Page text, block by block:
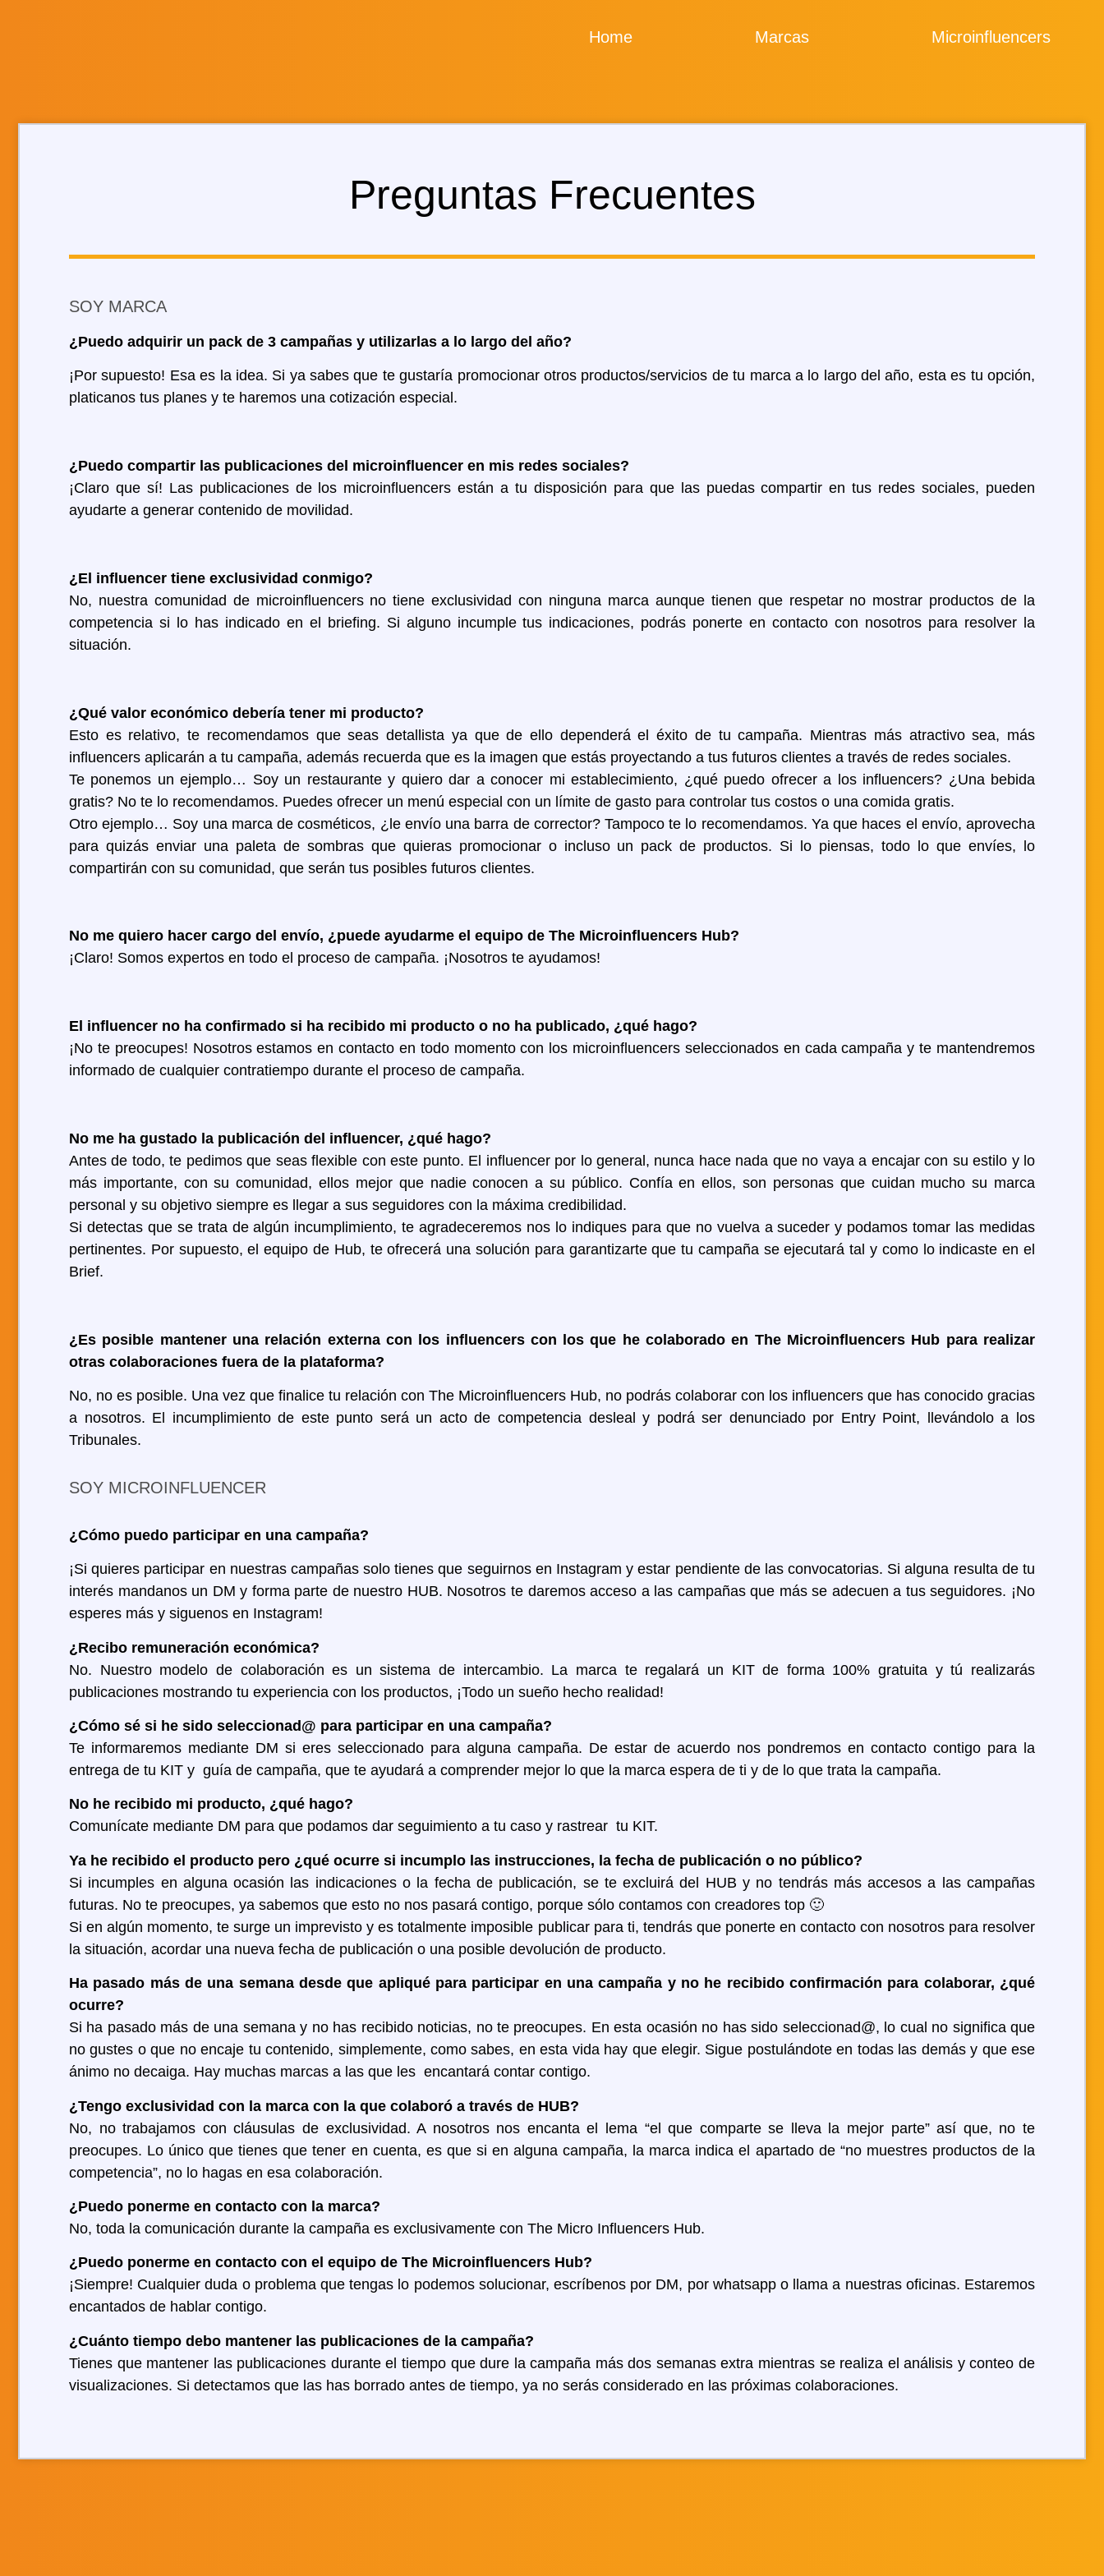
Home Marcas Microinfluencers
Preguntas Frecuentes
SOY MARCA
¿Puedo adquirir un pack de 3 campañas y utilizarlas a lo largo del año?
¡Por supuesto! Esa es la idea. Si ya sabes que te gustaría promocionar otros productos/servicios de tu marca a lo largo del año, esta es tu opción,
platicanos tus planes y te haremos una cotización especial.
¿Puedo compartir las publicaciones del microinfluencer en mis redes sociales?
¡Claro que sí! Las publicaciones de los microinfluencers están a tu disposición para que las puedas compartir en tus redes sociales, pueden
ayudarte a generar contenido de movilidad.
¿El influencer tiene exclusividad conmigo?
No, nuestra comunidad de microinfluencers no tiene exclusividad con ninguna marca aunque tienen que respetar no mostrar productos de la
competencia si lo has indicado en el briefing. Si alguno incumple tus indicaciones, podrás ponerte en contacto con nosotros para resolver la
situación.
¿Qué valor económico debería tener mi producto?
Esto es relativo, te recomendamos que seas detallista ya que de ello dependerá el éxito de tu campaña. Mientras más atractivo sea, más
influencers aplicarán a tu campaña, además recuerda que es la imagen que estás proyectando a tus futuros clientes a través de redes sociales.
Te ponemos un ejemplo… Soy un restaurante y quiero dar a conocer mi establecimiento, ¿qué puedo ofrecer a los influencers? ¿Una bebida
gratis? No te lo recomendamos. Puedes ofrecer un menú especial con un límite de gasto para controlar tus costos o una comida gratis.
Otro ejemplo… Soy una marca de cosméticos, ¿le envío una barra de corrector? Tampoco te lo recomendamos. Ya que haces el envío, aprovecha
para quizás enviar una paleta de sombras que quieras promocionar o incluso un pack de productos. Si lo piensas, todo lo que envíes, lo
compartirán con su comunidad, que serán tus posibles futuros clientes.
No me quiero hacer cargo del envío, ¿puede ayudarme el equipo de The Microinfluencers Hub?
¡Claro! Somos expertos en todo el proceso de campaña. ¡Nosotros te ayudamos!
El influencer no ha confirmado si ha recibido mi producto o no ha publicado, ¿qué hago?
¡No te preocupes! Nosotros estamos en contacto en todo momento con los microinfluencers seleccionados en cada campaña y te mantendremos
informado de cualquier contratiempo durante el proceso de campaña.
No me ha gustado la publicación del influencer, ¿qué hago?
Antes de todo, te pedimos que seas flexible con este punto. El influencer por lo general, nunca hace nada que no vaya a encajar con su estilo y lo
más importante, con su comunidad, ellos mejor que nadie conocen a su público. Confía en ellos, son personas que cuidan mucho su marca
personal y su objetivo siempre es llegar a sus seguidores con la máxima credibilidad.
Si detectas que se trata de algún incumplimiento, te agradeceremos nos lo indiques para que no vuelva a suceder y podamos tomar las medidas
pertinentes. Por supuesto, el equipo de Hub, te ofrecerá una solución para garantizarte que tu campaña se ejecutará tal y como lo indicaste en el
Brief.
¿Es posible mantener una relación externa con los influencers con los que he colaborado en The Microinfluencers Hub para realizar
otras colaboraciones fuera de la plataforma?
No, no es posible. Una vez que finalice tu relación con The Microinfluencers Hub, no podrás colaborar con los influencers que has conocido gracias
a nosotros. El incumplimiento de este punto será un acto de competencia desleal y podrá ser denunciado por Entry Point, llevándolo a los
Tribunales.
SOY MICROINFLUENCER
¿Cómo puedo participar en una campaña?
¡Si quieres participar en nuestras campañas solo tienes que seguirnos en Instagram y estar pendiente de las convocatorias. Si alguna resulta de tu
interés mandanos un DM y forma parte de nuestro HUB. Nosotros te daremos acceso a las campañas que más se adecuen a tus seguidores. ¡No
esperes más y siguenos en Instagram!
¿Recibo remuneración económica?
No. Nuestro modelo de colaboración es un sistema de intercambio. La marca te regalará un KIT de forma 100% gratuita y tú realizarás
publicaciones mostrando tu experiencia con los productos, ¡Todo un sueño hecho realidad!
¿Cómo sé si he sido seleccionad@ para participar en una campaña?
Te informaremos mediante DM si eres seleccionado para alguna campaña. De estar de acuerdo nos pondremos en contacto contigo para la
entrega de tu KIT y guía de campaña, que te ayudará a comprender mejor lo que la marca espera de ti y de lo que trata la campaña.
No he recibido mi producto, ¿qué hago?
Comunícate mediante DM para que podamos dar seguimiento a tu caso y rastrear tu KIT.
Ya he recibido el producto pero ¿qué ocurre si incumplo las instrucciones, la fecha de publicación o no público?
Si incumples en alguna ocasión las indicaciones o la fecha de publicación, se te excluirá del HUB y no tendrás más accesos a las campañas
futuras. No te preocupes, ya sabemos que esto no nos pasará contigo, porque sólo contamos con creadores top 🙂
Si en algún momento, te surge un imprevisto y es totalmente imposible publicar para ti, tendrás que ponerte en contacto con nosotros para resolver
la situación, acordar una nueva fecha de publicación o una posible devolución de producto.
Ha pasado más de una semana desde que apliqué para participar en una campaña y no he recibido confirmación para colaborar, ¿qué
ocurre?
Si ha pasado más de una semana y no has recibido noticias, no te preocupes. En esta ocasión no has sido seleccionad@, lo cual no significa que
no gustes o que no encaje tu contenido, simplemente, como sabes, en esta vida hay que elegir. Sigue postulándote en todas las demás y que ese
ánimo no decaiga. Hay muchas marcas a las que les encantará contar contigo.
¿Tengo exclusividad con la marca con la que colaboró a través de HUB?
No, no trabajamos con cláusulas de exclusividad. A nosotros nos encanta el lema “el que comparte se lleva la mejor parte” así que, no te
preocupes. Lo único que tienes que tener en cuenta, es que si en alguna campaña, la marca indica el apartado de “no muestres productos de la
competencia”, no lo hagas en esa colaboración.
¿Puedo ponerme en contacto con la marca?
No, toda la comunicación durante la campaña es exclusivamente con The Micro Influencers Hub.
¿Puedo ponerme en contacto con el equipo de The Microinfluencers Hub?
¡Siempre! Cualquier duda o problema que tengas lo podemos solucionar, escríbenos por DM, por whatsapp o llama a nuestras oficinas. Estaremos
encantados de hablar contigo.
¿Cuánto tiempo debo mantener las publicaciones de la campaña?
Tienes que mantener las publicaciones durante el tiempo que dure la campaña más dos semanas extra mientras se realiza el análisis y conteo de
visualizaciones. Si detectamos que las has borrado antes de tiempo, ya no serás considerado en las próximas colaboraciones.